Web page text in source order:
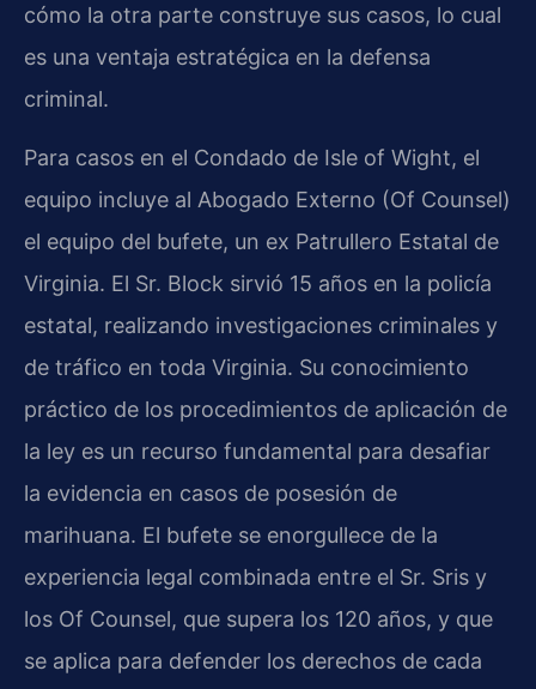
cómo la otra parte construye sus casos, lo cual
es una ventaja estratégica en la defensa
criminal.
Para casos en el Condado de Isle of Wight, el
equipo incluye al Abogado Externo (Of Counsel)
el equipo del bufete, un ex Patrullero Estatal de
Virginia. El Sr. Block sirvió 15 años en la policía
estatal, realizando investigaciones criminales y
de tráfico en toda Virginia. Su conocimiento
práctico de los procedimientos de aplicación de
la ley es un recurso fundamental para desafiar
la evidencia en casos de posesión de
marihuana. El bufete se enorgullece de la
experiencia legal combinada entre el Sr. Sris y
los Of Counsel, que supera los 120 años, y que
se aplica para defender los derechos de cada